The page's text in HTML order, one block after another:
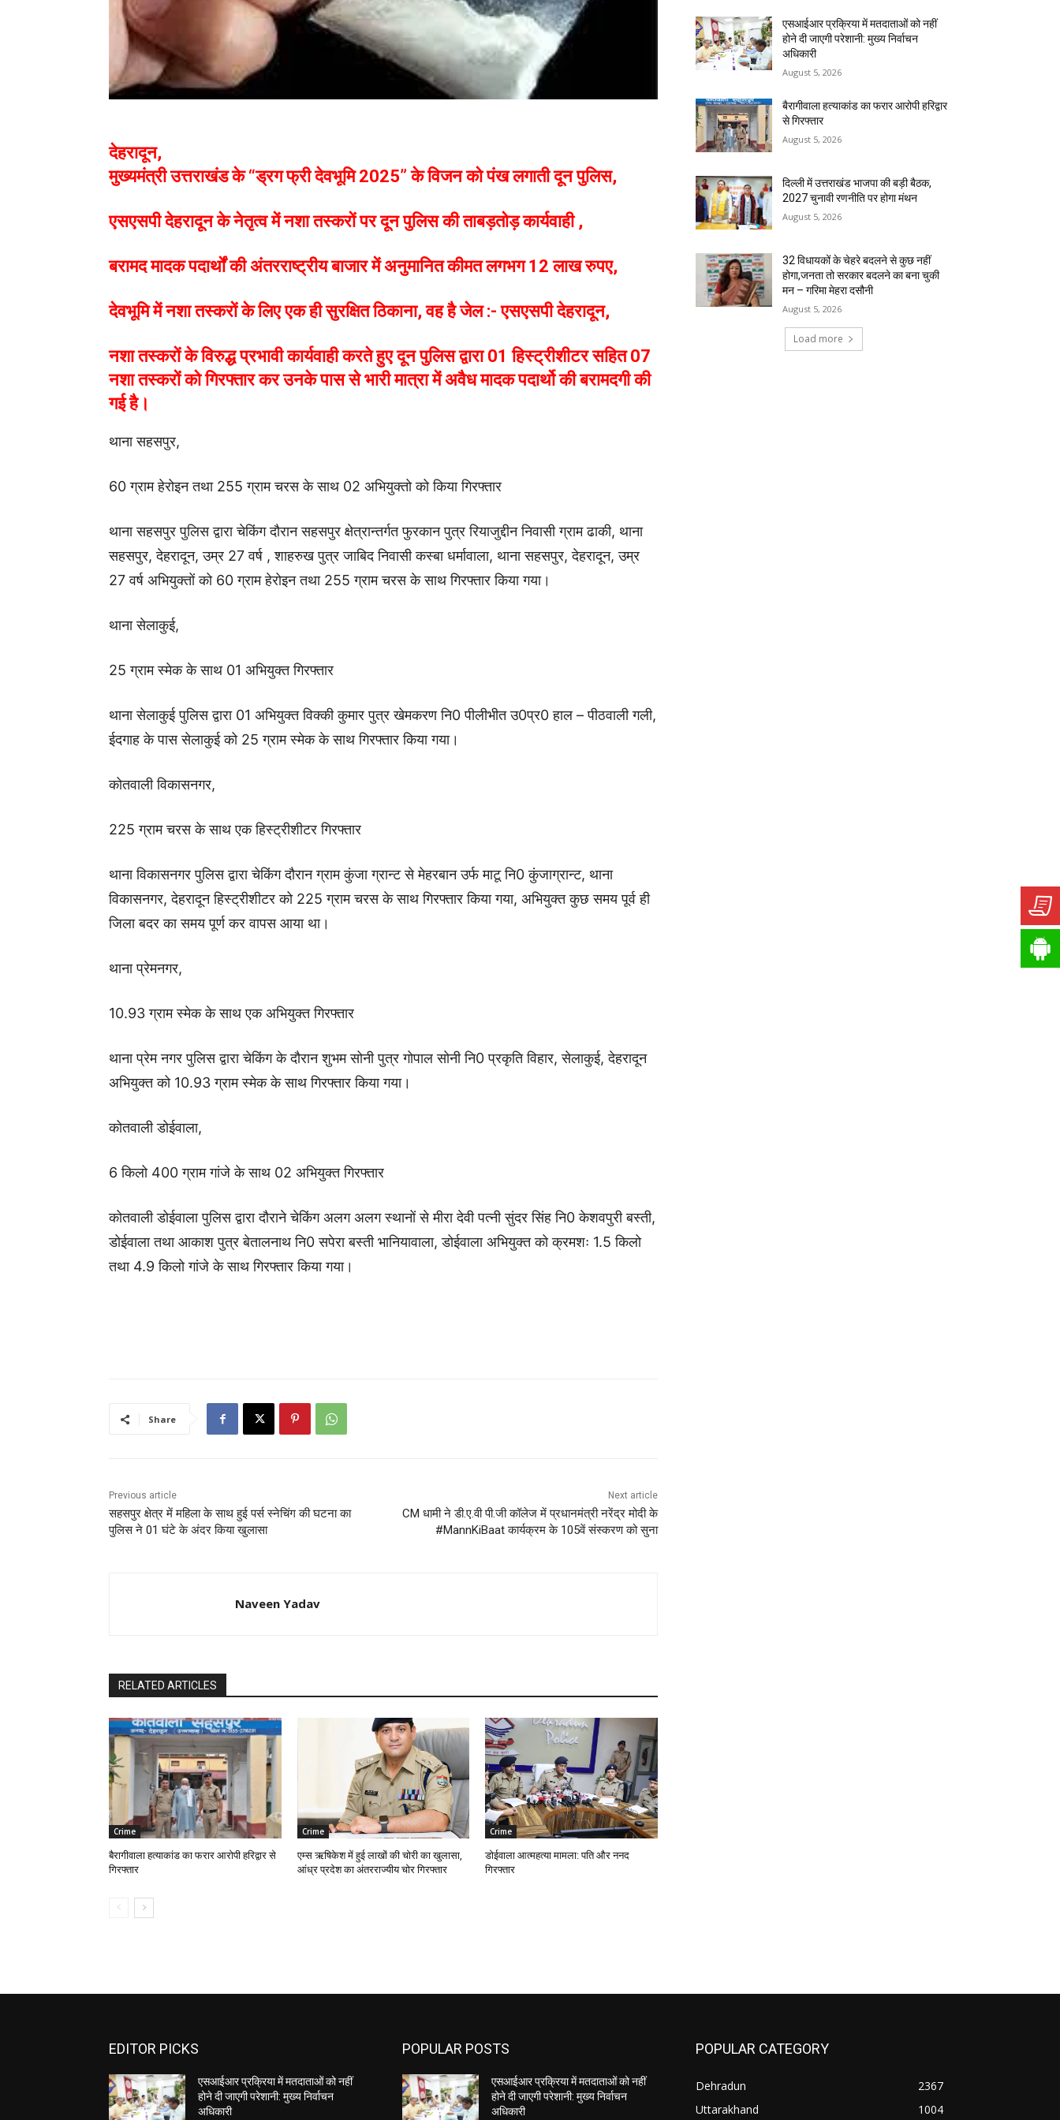
देहरादून,
मुख्यमंत्री उत्तराखंड के “ड्रग फ्री देवभूमि 2025” के विजन को पंख लगाती दून पुलिस,
एसएसपी देहरादून के नेतृत्व में नशा तस्करों पर दून पुलिस की ताबड़तोड़ कार्यवाही ,
बरामद मादक पदार्थों की अंतरराष्ट्रीय बाजार में अनुमानित कीमत लगभग 12 लाख रुपए,
देवभूमि में नशा तस्करों के लिए एक ही सुरक्षित ठिकाना, वह है जेल :- एसएसपी देहरादून,
नशा तस्करों के विरुद्ध प्रभावी कार्यवाही करते हुए दून पुलिस द्वारा 01 हिस्ट्रीशीटर सहित 07
नशा तस्करों को गिरफ्तार कर उनके पास से भारी मात्रा में अवैध मादक पदार्थो की बरामदगी की
गई है।
थाना सहसपुर,
60 ग्राम हेरोइन तथा 255 ग्राम चरस के साथ 02 अभियुक्तो को किया गिरफ्तार
थाना सहसपुर पुलिस द्वारा चेकिंग दौरान सहसपुर क्षेत्रान्तर्गत फुरकान पुत्र रियाजुद्दीन निवासी ग्राम ढाकी, थाना
सहसपुर, देहरादून, उम्र 27 वर्ष , शाहरुख पुत्र जाबिद निवासी कस्बा धर्मावाला, थाना सहसपुर, देहरादून, उम्र
27 वर्ष अभियुक्तों को 60 ग्राम हेरोइन तथा 255 ग्राम चरस के साथ गिरफ्तार किया गया।
थाना सेलाकुई,
25 ग्राम स्मेक के साथ 01 अभियुक्त गिरफ्तार
थाना सेलाकुई पुलिस द्वारा 01 अभियुक्त विक्की कुमार पुत्र खेमकरण नि0 पीलीभीत उ0प्र0 हाल – पीठवाली गली,
ईदगाह के पास सेलाकुई को 25 ग्राम स्मेक के साथ गिरफ्तार किया गया।
कोतवाली विकासनगर,
225 ग्राम चरस के साथ एक हिस्ट्रीशीटर गिरफ्तार
थाना विकासनगर पुलिस द्वारा चेकिंग दौरान ग्राम कुंजा ग्रान्ट से मेहरबान उर्फ माटू नि0 कुंजाग्रान्ट, थाना
विकासनगर, देहरादून हिस्ट्रीशीटर को 225 ग्राम चरस के साथ गिरफ्तार किया गया, अभियुक्त कुछ समय पूर्व ही
जिला बदर का समय पूर्ण कर वापस आया था।
थाना प्रेमनगर,
10.93 ग्राम स्मेक के साथ एक अभियुक्त गिरफ्तार
थाना प्रेम नगर पुलिस द्वारा चेकिंग के दौरान शुभम सोनी पुत्र गोपाल सोनी नि0 प्रकृति विहार, सेलाकुई, देहरादून
अभियुक्त को 10.93 ग्राम स्मेक के साथ गिरफ्तार किया गया।
कोतवाली डोईवाला,
6 किलो 400 ग्राम गांजे के साथ 02 अभियुक्त गिरफ्तार
कोतवाली डोईवाला पुलिस द्वारा दौराने चेकिंग अलग अलग स्थानों से मीरा देवी पत्नी सुंदर सिंह नि0 केशवपुरी बस्ती,
डोईवाला तथा आकाश पुत्र बेतालनाथ नि0 सपेरा बस्ती भानियावाला, डोईवाला अभियुक्त को क्रमशः 1.5 किलो
तथा 4.9 किलो गांजे के साथ गिरफ्तार किया गया।
Share
Previous article
सहसपुर क्षेत्र में महिला के साथ हुई पर्स स्नेचिंग की घटना का
पुलिस ने 01 घंटे के अंदर किया खुलासा
Next article
CM धामी ने डी.ए.वी पी.जी कॉलेज में प्रधानमंत्री नरेंद्र मोदी के
#MannKiBaat कार्यक्रम के 105वें संस्करण को सुना
Naveen Yadav
RELATED ARTICLES
Crime
बैरागीवाला हत्याकांड का फरार आरोपी हरिद्वार से
गिरफ्तार
Crime
एम्स ऋषिकेश में हुई लाखों की चोरी का खुलासा,
आंध्र प्रदेश का अंतरराज्यीय चोर गिरफ्तार
Crime
डोईवाला आत्महत्या मामला: पति और ननद
गिरफ्तार
एसआईआर प्रक्रिया में मतदाताओं को नहीं
होने दी जाएगी परेशानी: मुख्य निर्वाचन
अधिकारी
August 5, 2026
बैरागीवाला हत्याकांड का फरार आरोपी हरिद्वार
से गिरफ्तार
August 5, 2026
दिल्ली में उत्तराखंड भाजपा की बड़ी बैठक,
2027 चुनावी रणनीति पर होगा मंथन
August 5, 2026
32 विधायकों के चेहरे बदलने से कुछ नहीं
होगा,जनता तो सरकार बदलने का बना चुकी
मन – गरिमा मेहरा दसौनी
August 5, 2026
Load more
EDITOR PICKS
एसआईआर प्रक्रिया में मतदाताओं को नहीं
होने दी जाएगी परेशानी: मुख्य निर्वाचन
अधिकारी
POPULAR POSTS
एसआईआर प्रक्रिया में मतदाताओं को नहीं
होने दी जाएगी परेशानी: मुख्य निर्वाचन
अधिकारी
POPULAR CATEGORY
Dehradun
2367
Uttarakhand
1004